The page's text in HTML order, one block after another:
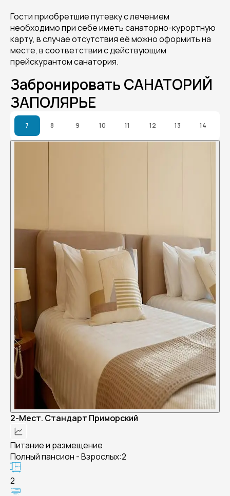
Гости приобретшие путевку с лечением
необходимо при себе иметь санаторно-курортную
карту, в случае отсутствия её можно оформить на
месте, в соответствии с действующим
прейскурантом санатория.
Забронировать САНАТОРИЙ
ЗАПОЛЯРЬЕ
7 8 9 10 11 12 13 14
2-Мест. Стандарт Приморский
Питание и размещение
Полный пансион - Взрослых:2
2